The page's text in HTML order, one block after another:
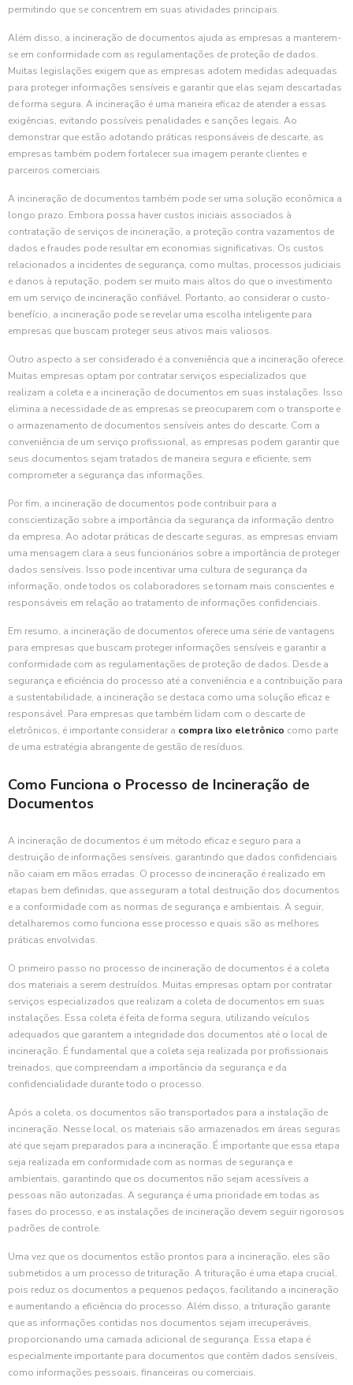
permitindo que se concentrem em suas atividades principais.
Além disso, a incineração de documentos ajuda as empresas a manterem-
se em conformidade com as regulamentações de proteção de dados.
Muitas legislações exigem que as empresas adotem medidas adequadas
para proteger informações sensíveis e garantir que elas sejam descartadas
de forma segura. A incineração é uma maneira eficaz de atender a essas
exigências, evitando possíveis penalidades e sanções legais. Ao
demonstrar que estão adotando práticas responsáveis de descarte, as
empresas também podem fortalecer sua imagem perante clientes e
parceiros comerciais.
A incineração de documentos também pode ser uma solução econômica a
longo prazo. Embora possa haver custos iniciais associados à
contratação de serviços de incineração, a proteção contra vazamentos de
dados e fraudes pode resultar em economias significativas. Os custos
relacionados a incidentes de segurança, como multas, processos judiciais
e danos à reputação, podem ser muito mais altos do que o investimento
em um serviço de incineração confiável. Portanto, ao considerar o custo-
benefício, a incineração pode se revelar uma escolha inteligente para
empresas que buscam proteger seus ativos mais valiosos.
Outro aspecto a ser considerado é a conveniência que a incineração oferece.
Muitas empresas optam por contratar serviços especializados que
realizam a coleta e a incineração de documentos em suas instalações. Isso
elimina a necessidade de as empresas se preocuparem com o transporte e
o armazenamento de documentos sensíveis antes do descarte. Com a
conveniência de um serviço profissional, as empresas podem garantir que
seus documentos sejam tratados de maneira segura e eficiente, sem
comprometer a segurança das informações.
Por fim, a incineração de documentos pode contribuir para a
conscientização sobre a importância da segurança da informação dentro
da empresa. Ao adotar práticas de descarte seguras, as empresas enviam
uma mensagem clara a seus funcionários sobre a importância de proteger
dados sensíveis. Isso pode incentivar uma cultura de segurança da
informação, onde todos os colaboradores se tornam mais conscientes e
responsáveis em relação ao tratamento de informações confidenciais.
Em resumo, a incineração de documentos oferece uma série de vantagens
para empresas que buscam proteger informações sensíveis e garantir a
conformidade com as regulamentações de proteção de dados. Desde a
segurança e eficiência do processo até a conveniência e a contribuição para
a sustentabilidade, a incineração se destaca como uma solução eficaz e
responsável. Para empresas que também lidam com o descarte de
eletrônicos, é importante considerar a compra lixo eletrônico como parte
de uma estratégia abrangente de gestão de resíduos.
Como Funciona o Processo de Incineração de
Documentos
A incineração de documentos é um método eficaz e seguro para a
destruição de informações sensíveis, garantindo que dados confidenciais
não caiam em mãos erradas. O processo de incineração é realizado em
etapas bem definidas, que asseguram a total destruição dos documentos
e a conformidade com as normas de segurança e ambientais. A seguir,
detalharemos como funciona esse processo e quais são as melhores
práticas envolvidas.
O primeiro passo no processo de incineração de documentos é a coleta
dos materiais a serem destruídos. Muitas empresas optam por contratar
serviços especializados que realizam a coleta de documentos em suas
instalações. Essa coleta é feita de forma segura, utilizando veículos
adequados que garantem a integridade dos documentos até o local de
incineração. É fundamental que a coleta seja realizada por profissionais
treinados, que compreendam a importância da segurança e da
confidencialidade durante todo o processo.
Após a coleta, os documentos são transportados para a instalação de
incineração. Nesse local, os materiais são armazenados em áreas seguras
até que sejam preparados para a incineração. É importante que essa etapa
seja realizada em conformidade com as normas de segurança e
ambientais, garantindo que os documentos não sejam acessíveis a
pessoas não autorizadas. A segurança é uma prioridade em todas as
fases do processo, e as instalações de incineração devem seguir rigorosos
padrões de controle.
Uma vez que os documentos estão prontos para a incineração, eles são
submetidos a um processo de trituração. A trituração é uma etapa crucial,
pois reduz os documentos a pequenos pedaços, facilitando a incineração
e aumentando a eficiência do processo. Além disso, a trituração garante
que as informações contidas nos documentos sejam irrecuperáveis,
proporcionando uma camada adicional de segurança. Essa etapa é
especialmente importante para documentos que contêm dados sensíveis,
como informações pessoais, financeiras ou comerciais.